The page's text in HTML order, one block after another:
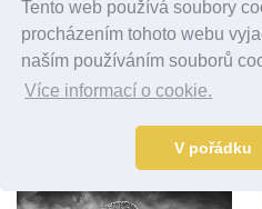
Tento web používá soubory
procházením tohoto webu
naším používáním souborů
Více informací o cookie.
V pořádku